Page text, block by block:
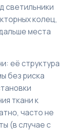
светильники
колец,
места
её структура
без риска
ткани к
часто не
(в случае с